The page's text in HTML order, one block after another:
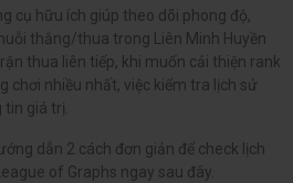
cụ hữu ích giúp theo dõi phong độ,
thắng/thua trong Liên Minh Huyền
thua liên tiếp, khi muốn cải thiện rank
chơi nhiều nhất, việc kiểm tra lịch sử
tin giá trị.
dẫn 2 cách đơn giản để check lịch
of Graphs ngay sau đây.